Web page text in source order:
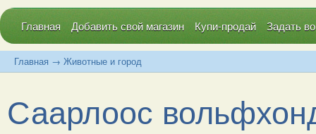
Главная Добавить свой магазин Купи-продай Задать
Главная → Животные и город
Саарлоос